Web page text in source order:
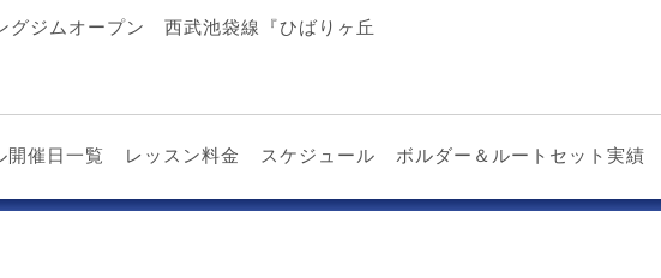
ジムオープン 西武池袋線『ひばりヶ丘
開催日一覧 レッスン料金 スケジュール ボルダー＆ルートセット実績